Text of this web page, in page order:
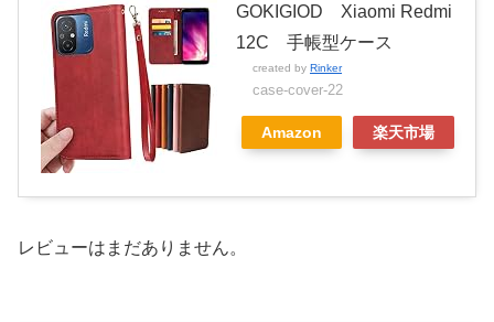
GOKIGIOD Xiaomi Redmi
12C 手帳型ケース
created by Rinker
case-cover-22
Amazon 楽天市場
レビューはまだありません。